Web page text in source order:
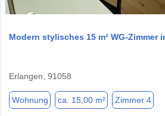
Modern stylisches 15 m² WG-Zimmer
Erlangen, 91058
Wohnung ca. 15,00 m² Zimmer 4